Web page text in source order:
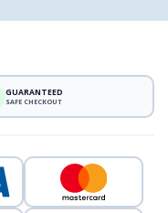
GUARANTEED
SAFE CHECKOUT